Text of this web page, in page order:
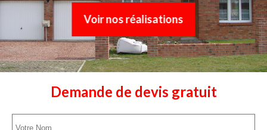
Voir nos réalisations
Demande de devis gratuit